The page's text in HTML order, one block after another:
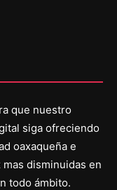
que nuestro
siga ofreciendo
oaxaqueña e
disminuidas en
todo ámbito.